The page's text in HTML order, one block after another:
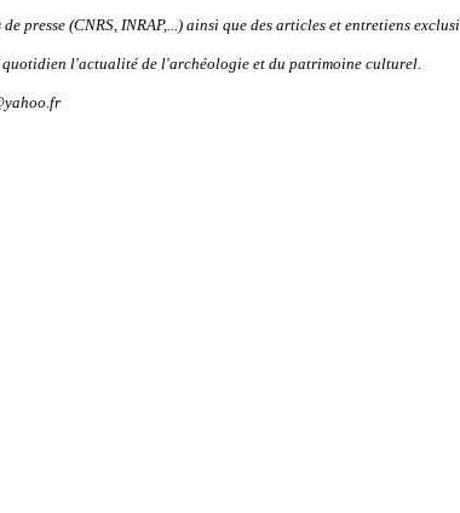
presse (CNRS, INRAP,...) ainsi que des articles et entretiens
quotidien l'actualité de l'archéologie et du patrimoine culturel.